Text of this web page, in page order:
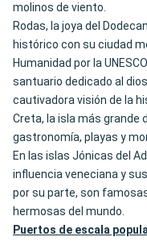
molinos de viento.
Rodas, la joya del
histórico con su ciudad
Humanidad por la
santuario dedicado al
cautivadora visión de la
Creta, la isla más grande
gastronomía, playas y
En las islas Jónicas del
influencia veneciana y
por su parte, son
hermosas del mundo.
Puertos de escala